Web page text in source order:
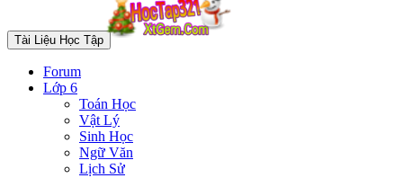
Tài Liệu Học Tập
Forum
Lớp 6
Toán Học
Vật Lý
Sinh Học
Ngữ Văn
Lịch Sử